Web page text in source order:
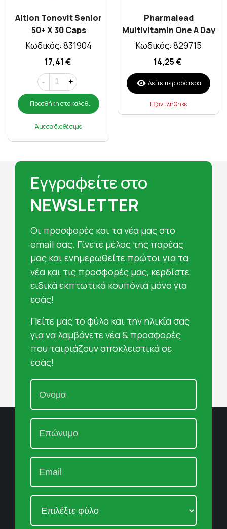
Altion Tonovit Senior
50+ X 30 Caps
Κωδικός: 831904
17,41 €
- +
Προσθήκη στο καλάθι
Άμεσα διαθέσιμο
Pharmalead
Multivitamin One A Day
30tabs
Κωδικός: 829715
14,25 €
Δείτε περισσότερα
Εξαντλήθηκε
Εγγραφείτε στο
NEWSLETTER
Oι προσφορές και τα νέα μας στο
email σας. Γίνετε μέλος της παρέας
μας και ενημερωθείτε πρώτοι για τα
νέα και τις προσφορές μας, κερδίστε
ειδικά εκπτωτικά κουπόνια μόνο για
εσάς!
Πείτε μας το φύλο και την ηλικία σας
για να λαμβάνετε νέα & προσφορές
που ταιριάζουν αποκλειστικά σε
εσάς!